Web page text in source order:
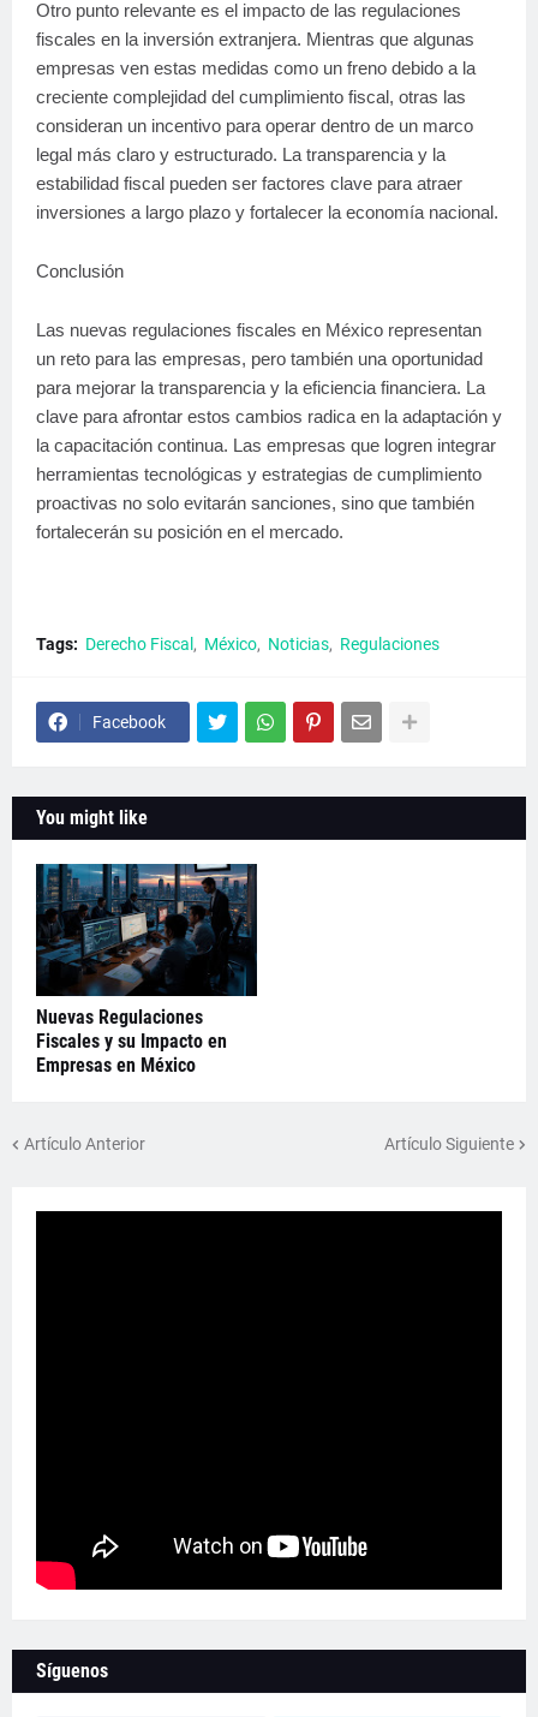
Otro punto relevante es el impacto de las regulaciones
fiscales en la inversión extranjera. Mientras que algunas
empresas ven estas medidas como un freno debido a la
creciente complejidad del cumplimiento fiscal, otras las
consideran un incentivo para operar dentro de un marco
legal más claro y estructurado. La transparencia y la
estabilidad fiscal pueden ser factores clave para atraer
inversiones a largo plazo y fortalecer la economía nacional.
Conclusión
Las nuevas regulaciones fiscales en México representan
un reto para las empresas, pero también una oportunidad
para mejorar la transparencia y la eficiencia financiera. La
clave para afrontar estos cambios radica en la adaptación y
la capacitación continua. Las empresas que logren integrar
herramientas tecnológicas y estrategias de cumplimiento
proactivas no solo evitarán sanciones, sino que también
fortalecerán su posición en el mercado.
Tags: Derecho Fiscal México Noticias Regulaciones
Facebook
You might like
Nuevas Regulaciones
Fiscales y su Impacto en
Empresas en México
Artículo Anterior Artículo Siguiente
Síguenos